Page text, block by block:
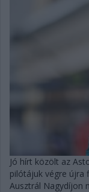
Jó hírt közölt az
pilótájuk végre újra
Ausztrál Nagydíjon